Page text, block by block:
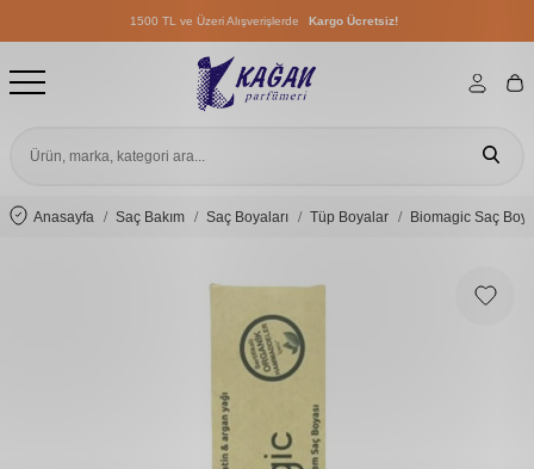
1500 TL ve Üzeri Alışverişlerde Kargo Ücretsiz!
1500 TL ve Üzeri Alışverişlerde
1500 TL ve Üzeri Alışverişlerde
Anasayfa Saç Bakım Saç Boyaları Tüp Boyalar Biomagic Saç